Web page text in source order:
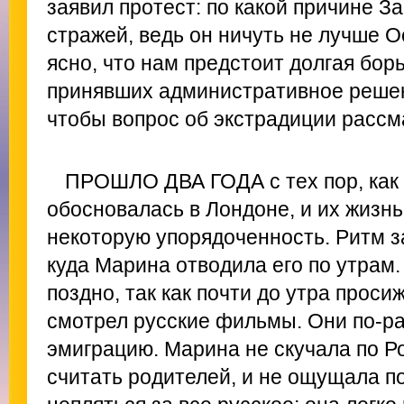
заявил протест: по какой причине
стражей, ведь он ничуть не лучше
ясно, что нам предстоит долгая
принявших административное
чтобы вопрос об экстрадиции
ПРОШЛО ДВА ГОДА с тех пор, как
обосновалась в Лондоне, и их
некоторую упорядоченность. Ритм
куда Марина отводила его по
поздно, так как почти до утра
смотрел русские фильмы. Они по-
эмиграцию. Марина не скучала по
считать родителей, и не ощущала